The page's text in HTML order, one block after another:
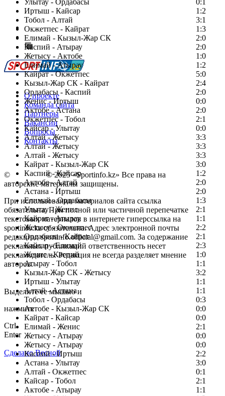
Улытау - Ордабасы
0:1
Иртыш - Кайсар
1:2
Тобол - Алтай
3:1
Окжетпес - Кайрат
1:3
Елимай - Кызыл-Жар СК
2:0
Каспий - Атырау
2:0
Жетысу - Актобе
1:0
Елимай - Атырау
1:2
Кайрат - Окжетпес
5:0
Кызыл-Жар СК - Кайрат
2:4
Ордабасы - Каспий
2:0
Женис - Иртыш
0:0
Актобе - Астана
2:0
Окжетпес - Тобол
2:1
Кайсар - Улытау
0:0
Алтай - Жетысу
3:3
Алтай - Жетысу
3:3
Алтай - Жетысу
3:3
Кайрат - Кызыл-Жар СК
3:0
Каспий - Кайсар
1:2
Актобе - Алтай
2:0
Астана - Иртыш
2:0
Елимай - Ордабасы
1:3
Улытау - Женис
2:1
Кайрат - Атырау
1:1
Жетысу - Окжетпес
2:2
Ордабасы - Кайрат
2:1
Кайсар - Елимай
2:3
Женис - Каспий
1:0
Атырау - Тобол
1:1
Кызыл-Жар СК - Жетысу
3:2
Иртыш - Улытау
1:1
Алтай - Астана
1:1
Тобол - Ордабасы
0:3
Актобе - Кызыл-Жар СК
0:0
Кайрат - Кайсар
0:0
Елимай - Женис
2:1
Жетысу - Атырау
0:0
Жетысу - Атырау
0:0
Каспий - Иртыш
2:2
Астана - Улытау
3:0
Алтай - Окжетпес
0:1
Кайсар - Тобол
2:1
Актобе - Атырау
1:1
Есть идея?
Сообщить о мероприятии
Перейти на старый сайт
О проекте
Команда сайта
Партнеры
Вакансии
Вопросы
Контакты
© Copyright© 2025 «Sportinfo.kz» Все права на
авторские материалы защищены.
При использовании материалов сайта ссылка
обязательна. При полной или частичной перепечатке
текстовых материалов в интернете гиперссылка на
sportinfo.kz обязательна. Адрес электронной почты
редакции: sportinfo.official@gmail.com. За содержание
рекламных публикаций ответственность несет
рекламодатель. Редакция не всегда разделяет мнение
авторов.
Заметили ошибку в тексте?
Выделите ее мышью и
нажмите
Ctrl
Enter
Сделано Весной